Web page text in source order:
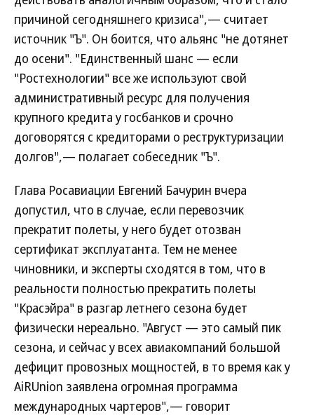
причиной сегодняшнего кризиса",— считает
источник "Ъ". Он боится, что альянс "не дотянет
до осени". "Единственный шанс — если
"Ростехнологии" все же используют свой
административный ресурс для получения
крупного кредита у госбанков и срочно
договорятся с кредиторами о реструктуризации
долгов",— полагает собеседник "Ъ".
Глава Росавиации Евгений Бачурин вчера
допустил, что в случае, если перевозчик
прекратит полеты, у него будет отозван
сертификат эксплуатанта. Тем не менее
чиновники, и эксперты сходятся в том, что в
реальности полностью прекратить полеты
"Красэйра" в разгар летнего сезона будет
физически нереально. "Август — это самый пик
сезона, и сейчас у всех авиакомпаний большой
дефицит провозных мощностей, в то время как у
AiRUnion заявлена огромная программа
международных чартеров",— говорит